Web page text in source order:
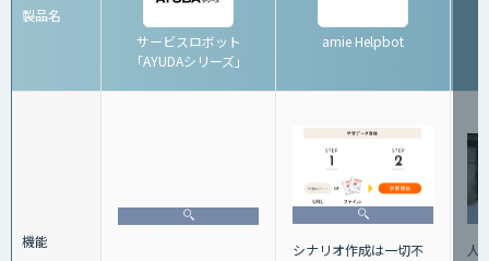
製品名
サービスロボット
「AYUDAシリーズ」
amie Helpbot
機能
シナリオ作成は一切不
人